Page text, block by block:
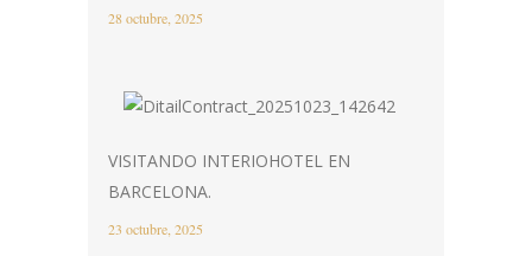
28 octubre, 2025
VISITANDO INTERIOHOTEL EN
BARCELONA.
23 octubre, 2025